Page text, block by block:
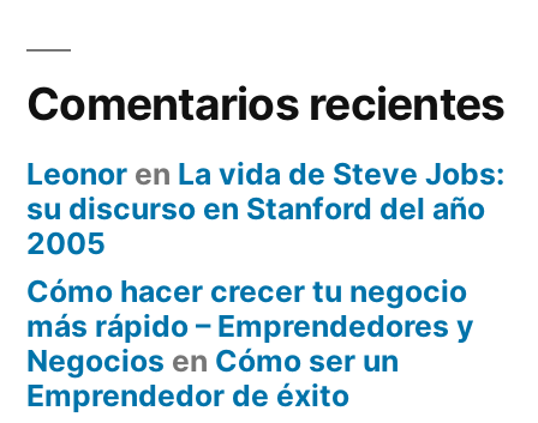
Comentarios recientes
Leonor en La vida de Steve Jobs:
su discurso en Stanford del año
2005
Cómo hacer crecer tu negocio
más rápido – Emprendedores y
Negocios en Cómo ser un
Emprendedor de éxito